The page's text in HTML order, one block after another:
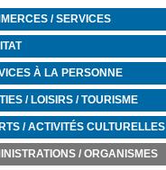
/ SERVICES
À LA PERSONNE
/ LOISIRS / TOURISME
/ ACTIVITÉS CULTURELLES
/ ORGANISMES